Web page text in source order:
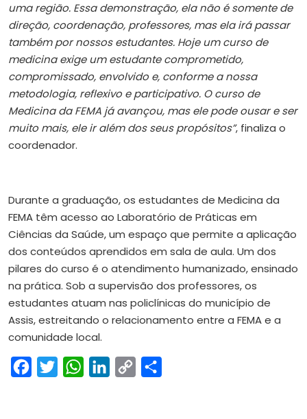
uma região. Essa demonstração, ela não é somente de
direção, coordenação, professores, mas ela irá passar
também por nossos estudantes. Hoje um curso de
medicina exige um estudante comprometido,
compromissado, envolvido e, conforme a nossa
metodologia, reflexivo e participativo. O curso de
Medicina da FEMA já avançou, mas ele pode ousar e ser
muito mais, ele ir além dos seus propósitos”, finaliza o
coordenador.
Durante a graduação, os estudantes de Medicina da
FEMA têm acesso ao Laboratório de Práticas em
Ciências da Saúde, um espaço que permite a aplicação
dos conteúdos aprendidos em sala de aula. Um dos
pilares do curso é o atendimento humanizado, ensinado
na prática. Sob a supervisão dos professores, os
estudantes atuam nas policlínicas do município de
Assis, estreitando o relacionamento entre a FEMA e a
comunidade local.
FacebookTwitterWhatsAppLinkedIn
Copy